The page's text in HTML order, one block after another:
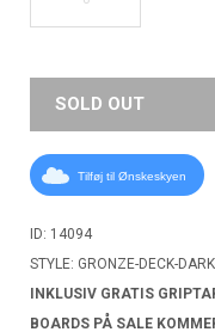
SOLD OUT
Tilføj til Ønskeskyen
ID: 14094
STYLE: GRONZE-DECK-
INKLUSIV GRATIS
BOARDS PÅ SALE